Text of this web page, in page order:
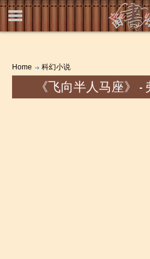
Home 科幻小说
《飞向半人马座》